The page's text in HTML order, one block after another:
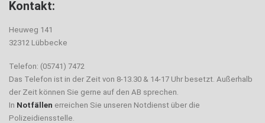
Kontakt:
Heuweg 141
32312 Lübbecke
Telefon: (05741) 7472
Das Telefon ist in der Zeit von 8-13.30 & 14-17 Uhr besetzt. Außerhalb
der Zeit können Sie gerne auf den AB sprechen.
In Notfällen erreichen Sie unseren Notdienst über die
Polizeidiensstelle.